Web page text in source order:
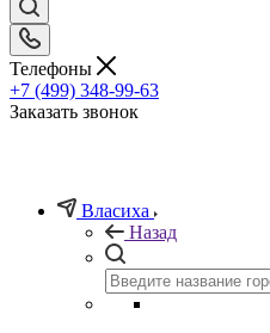
Телефоны
+7 (499) 348-99-63
Заказать звонок
Власиха
Назад